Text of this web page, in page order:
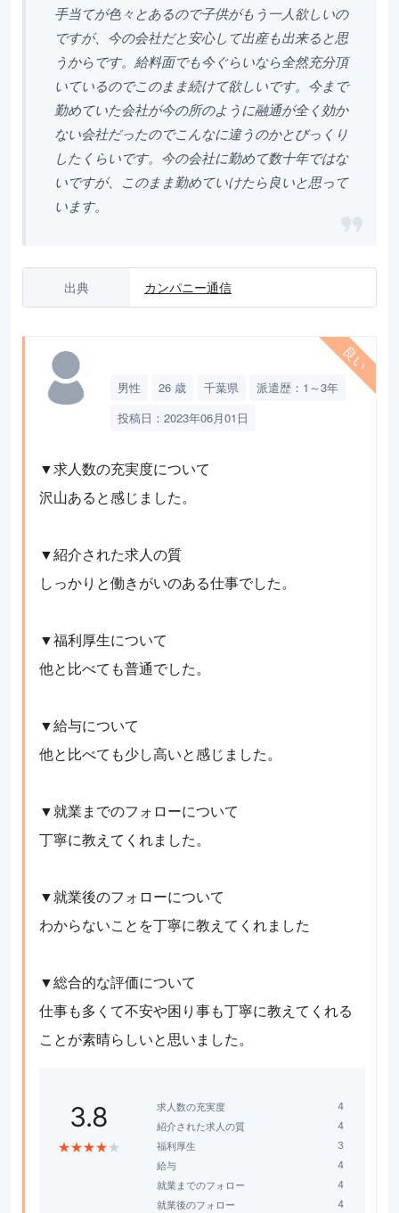
手当てが色々とあるので子供がもう一人欲しいの
ですが、今の会社だと安心して出産も出来ると思
うからです。給料面でも今ぐらいなら全然充分頂
いているのでこのまま続けて欲しいです。今まで
勤めていた会社が今の所のように融通が全く効か
ない会社だったのでこんなに違うのかとびっくり
したくらいです。今の会社に勤めて数十年ではな
いですが、このまま勤めていけたら良いと思って
います。
出典 カンパニー通信
男性 26 歳 千葉県
派遣歴：1～3年
投稿日：2023年06月01日
▼求人数の充実度について
沢山あると感じました。
▼紹介された求人の質
しっかりと働きがいのある仕事でした。
▼福利厚生について
他と比べても普通でした。
▼給与について
他と比べても少し高いと感じました。
▼就業までのフォローについて
丁寧に教えてくれました。
▼就業後のフォローについて
わからないことを丁寧に教えてくれました
▼総合的な評価について
仕事も多くて不安や困り事も丁寧に教えてくれる
ことが素晴らしいと思いました。
3.8
★★★★★
求人数の充実度
紹介された求人の質
福利厚生
給与
就業までのフォロー
就業後のフォロー